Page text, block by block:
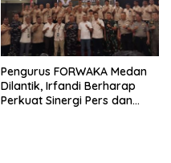
Pengurus FORWAKA Medan
Dilantik, Irfandi Berharap
Perkuat Sinergi Pers dan